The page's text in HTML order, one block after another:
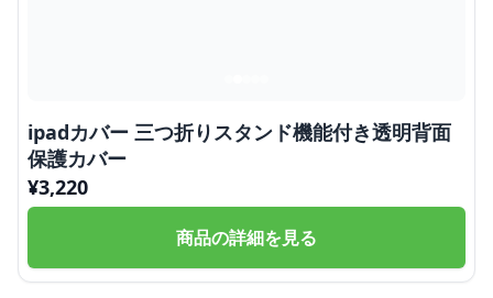
ipadカバー 三つ折りスタンド機能付き透明背面
保護カバー
¥3,220
商品の詳細を見る